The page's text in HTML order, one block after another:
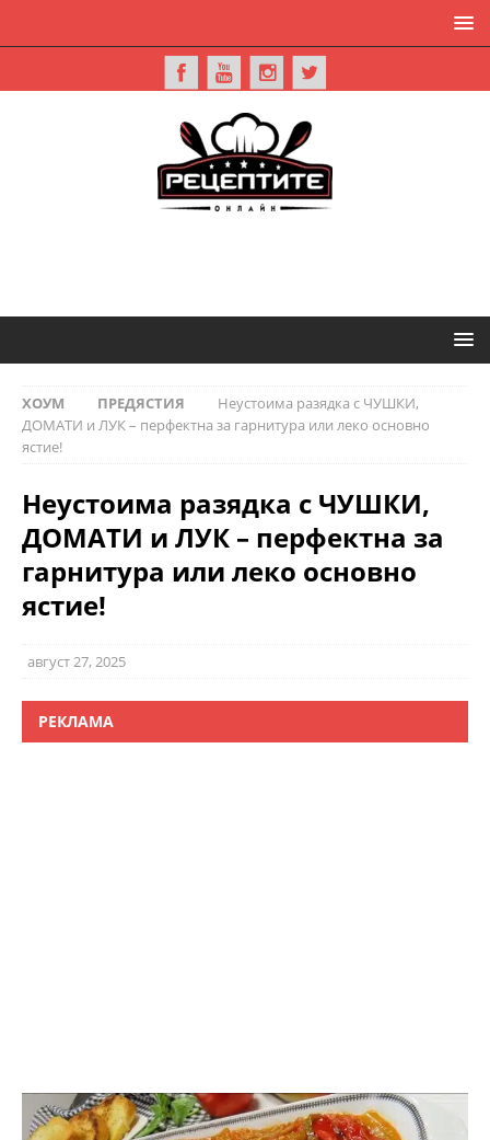
ХОУМ ПРЕДЯСТИЯ
Неустоима разядка с ЧУШКИ,
ДОМАТИ и ЛУК – перфектна за гарнитура или леко основно
ястие!
Неустоима разядка с ЧУШКИ,
ДОМАТИ и ЛУК – перфектна за
гарнитура или леко основно
ястие!
август 27, 2025
РЕКЛАМА